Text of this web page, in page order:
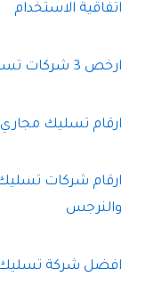
اتفاقية الاستخدام
ارخص 3 شركات تسليك مجاري الرياض
ارقام تسليك مجاري
ارقام شركات تسليك
والنرجس
افضل شركة تسليك